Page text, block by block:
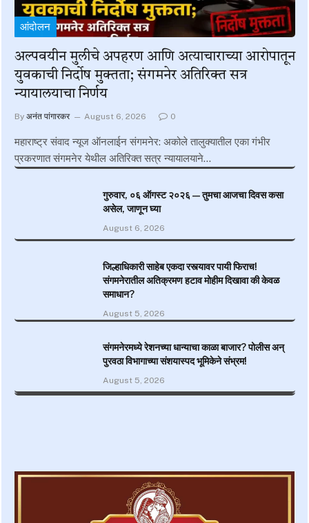
आंदोलन
अल्पवयीन मुलीचे अपहरण आणि अत्याचाराच्या आरोपातून
युवकाची निर्दोष मुक्तता; संगमनेर अतिरिक्त सत्र
न्यायालयाचा निर्णय
By अनंत पांगारकर August 6, 2026 0
महाराष्ट्र संवाद न्यूज ऑनलाईन संगमनेर: अकोले तालुक्यातील एका गंभीर
प्रकरणात संगमनेर येथील अतिरिक्त सत्र न्यायालयाने…
गुरुवार, ०६ ऑगस्ट २०२६ — तुमचा आजचा दिवस कसा
असेल, जाणून घ्या
August 6, 2026
जिल्हाधिकारी साहेब एकदा रस्त्यावर पायी फिराच!
संगमनेरातील अतिक्रमण हटाव मोहीम दिखावा की केवळ
समाधान?
August 5, 2026
संगमनेरमध्ये रेशनच्या धान्याचा काळा बाजार? पोलीस अन्
पुरवठा विभागाच्या संशयास्पद भूमिकेने संभ्रम!
August 5, 2026